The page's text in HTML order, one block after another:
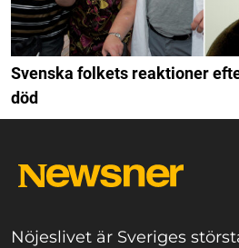
Svenska folkets reaktioner
död
Nöjeslivet är Sveriges